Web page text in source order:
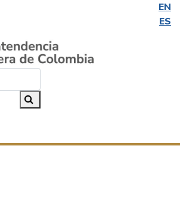
EN
ES